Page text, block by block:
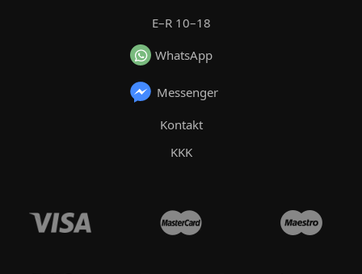
E–R 10–18
WhatsApp
Messenger
Kontakt
KKK